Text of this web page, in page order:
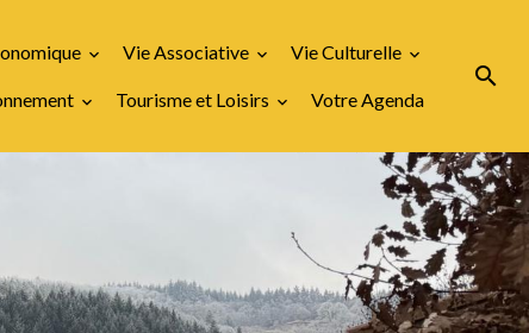
Vie Associative Vie Culturelle
Tourisme et Loisirs Votre Agenda